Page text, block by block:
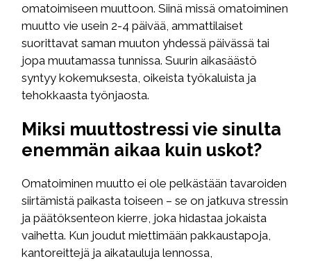
omatoimiseen muuttoon. Siinä missä omatoiminen
muutto vie usein 2-4 päivää, ammattilaiset
suorittavat saman muuton yhdessä päivässä tai
jopa muutamassa tunnissa. Suurin aikasäästö
syntyy kokemuksesta, oikeista työkaluista ja
tehokkaasta työnjaosta.
Miksi muuttostressi vie sinulta
enemmän aikaa kuin uskot?
Omatoiminen muutto ei ole pelkästään tavaroiden
siirtämistä paikasta toiseen – se on jatkuva stressin
ja päätöksenteon kierre, joka hidastaa jokaista
vaihetta. Kun joudut miettimään pakkaustapoja,
kantoreittejä ja aikatauluja lennossa,